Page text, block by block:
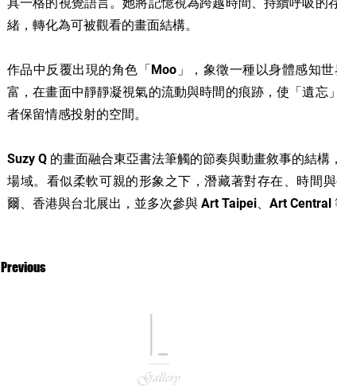
緒，轉化為可被觀看的畫面結構。
作品中反覆出現的角色「Moo」，象徵一種以身體感知
富，在畫面中靜靜凝視氣的流動與時間的痕跡，使「遺忘
者保留情感投射的空間。
Suzy Q 的畫面融合東亞書法筆觸的節奏與動畫敘事的結
場域。看似柔軟可親的形象之下，潛藏著對存在、時間
爾、香港與台北展出，並多次參與 Art Taipei、Art Central
Previous